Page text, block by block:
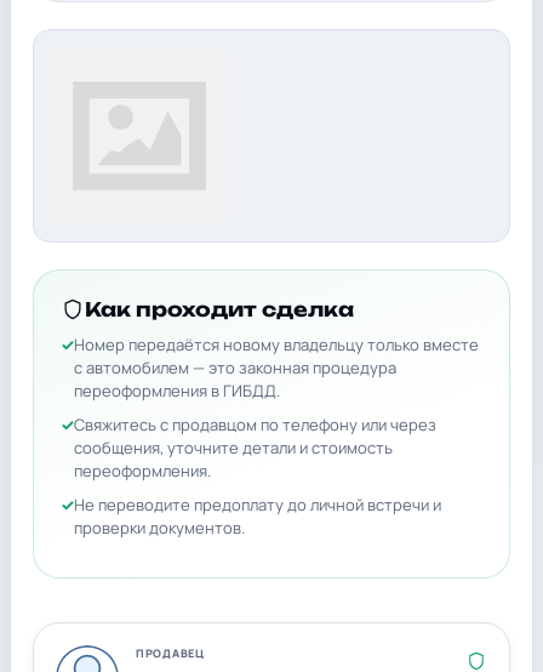
Как проходит сделка
Номер передаётся новому владельцу только вместе
с автомобилем — это законная процедура
переоформления в ГИБДД.
Свяжитесь с продавцом по телефону или через
сообщения, уточните детали и стоимость
переоформления.
Не переводите предоплату до личной встречи и
проверки документов.
ПРОДАВЕЦ